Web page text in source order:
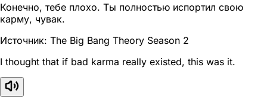
Конечно, тебе плохо. Ты полностью испортил свою
карму, чувак.
Источник: The Big Bang Theory Season 2
I thought that if bad karma really existed, this was it.